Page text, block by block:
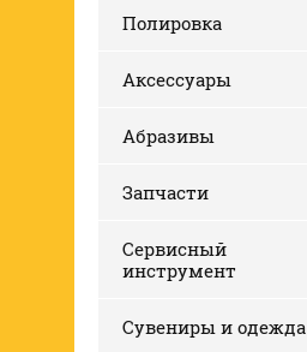
Полировка
Аксессуары
Абразивы
Запчасти
Сервисный
инструмент
Сувениры и одежда